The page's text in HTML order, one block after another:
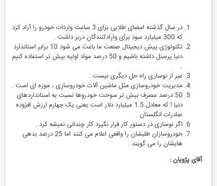
در سال گذشته امضای طلایی برای 3 ساعت واردات خودرو را آزاد کرد
که 300 میلیارد سود برای وارادکنندگان دربر داشت .
تکنولوژی پیش دیجیتال صنعت ما باعث می شود 10 برابر استاندارد
دنیا پرسنل داشته باشیم و 50 درصد مواد اولیه بیش تر استفاده کنیم
غیر از نوسازی راه حل دیگری نیست .
مدیریت خودروسازی مثل ماشین آلات خودروسازِی ، موزه ای است .
50 درصد مصرف بیش تر سوخت خودروها نسبت به استانداردهای
دنیا ! که معادل 1.5 میلیارد دلار است یعنی یک چهارم ارزش افزوده
صادرات انگلستان .
اگر نوسازی در دستور کار قرار نگیرد کار چندانی نمیشه کرد .
خودروسازان طلبشان را واقعی اعلام می کنند اما 25 درصد بدهی
هایشان را می گویند .
آقای پژویان :